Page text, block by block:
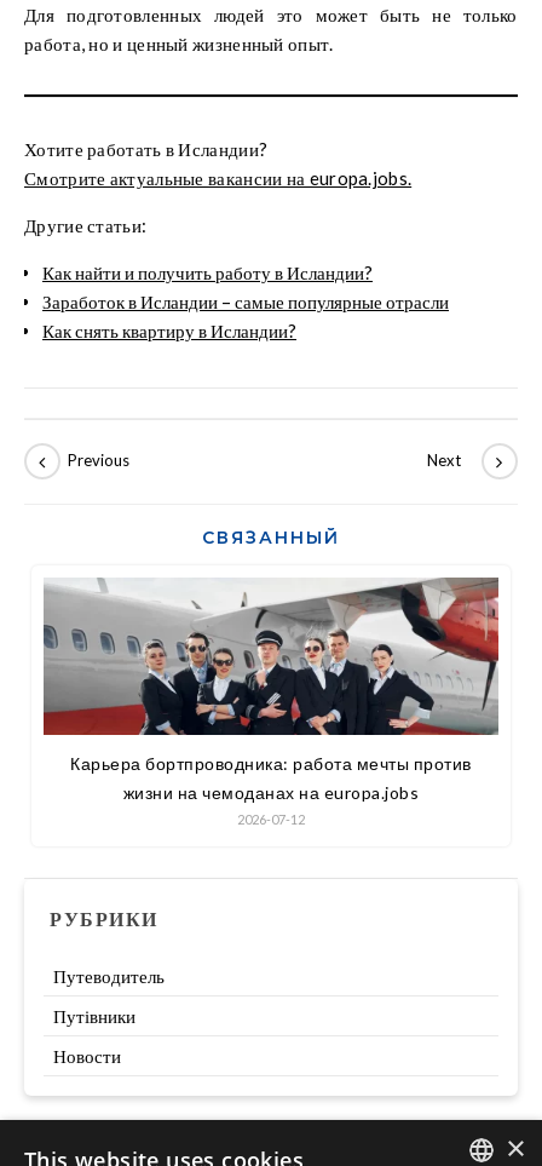
Для подготовленных людей это может быть не только
работа, но и ценный жизненный опыт.
Хотите работать в Исландии?
Смотрите актуальные вакансии на europa.jobs.
Другие статьи:
Как найти и получить работу в Исландии?
Заработок в Исландии – самые популярные отрасли
Как снять квартиру в Исландии?
СВЯЗАННЫЙ
Карьера бортпроводника: работа мечты против
жизни на чемоданах на europa.jobs
2026-07-12
РУБРИКИ
Путеводитель
Путівники
Новости
×
This website uses cookies